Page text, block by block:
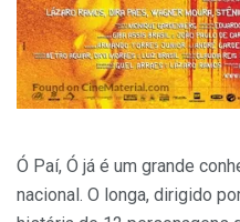
Ó Paí, Ó já é um grande
nacional. O longa, dirigido